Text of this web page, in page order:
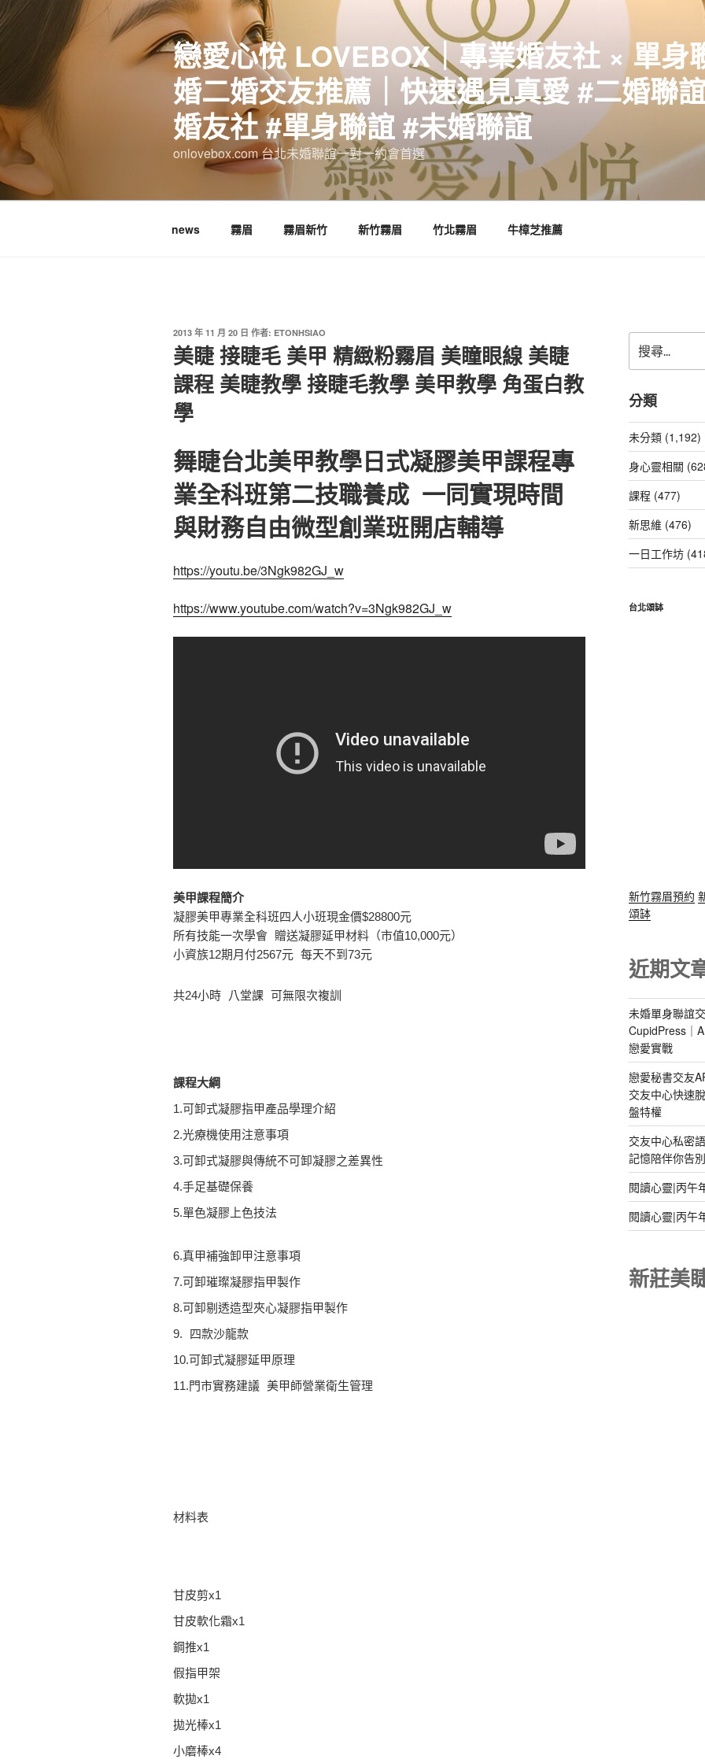
跳
至
容
戀愛心悅 LOVEBOX｜專業婚友社 × 單身
婚二婚交友推薦｜快速遇見真愛 #二婚聯
婚友社 #單身聯誼 #未婚聯誼
onlovebox.com 台北未婚聯誼一對一約會首選
news 霧眉 霧眉新竹 新竹霧眉 竹北霧眉 牛樟芝推薦
發
佈
於
2013 年 11 月 20 日 作者: ETONHSIAO
美睫 接睫毛 美甲 精緻粉霧眉 美瞳眼線 美睫
課程 美睫教學 接睫毛教學 美甲教學 角蛋白教
學
舞睫台北美甲教學日式凝膠美甲課程專
業全科班第二技職養成 一同實現時間
與財務自由微型創業班開店輔導
https://youtu.be/3Ngk982GJ_w
https://www.youtube.com/watch?v=3Ngk982GJ_w
美甲課程簡介
凝膠美甲專業全科班四人小班現金價$28800元
所有技能一次學會 贈送凝膠延甲材料（市值10,000元）
小資族12期月付2567元 每天不到73元
共24小時 八堂課 可無限次複訓
課程大綱
1.可卸式凝膠指甲產品學理介紹
2.光療機使用注意事項
3.可卸式凝膠與傳統不可卸凝膠之差異性
4.手足基礎保養
5.單色凝膠上色技法
6.真甲補強卸甲注意事項
7.可卸璀璨凝膠指甲製作
8.可卸剔透造型夾心凝膠指甲製作
9. 四款沙龍款
10.可卸式凝膠延甲原理
11.門市實務建議 美甲師營業衛生管理
材料表
甘皮剪x1
甘皮軟化霜x1
鋼推x1
假指甲架
軟拋x1
拋光棒x1
小磨棒x4
尋
關
鍵
字:
分類
未分類 (1,192)
身心靈相關
課程 (477)
新思維 (476)
一日工作坊
台北頌缽
新竹霧眉預約
頌缽
近期文
未婚單身聯誼
CupidPress｜
戀愛實戰
戀愛秘書交友
交友中心快速
盤特權
交友中心私密
記憶陪伴你告
閱讀心靈|丙午
閱讀心靈|丙午
新莊美